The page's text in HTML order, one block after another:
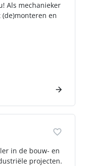
Als mechanieker
en
in de bouw- en
projecten.